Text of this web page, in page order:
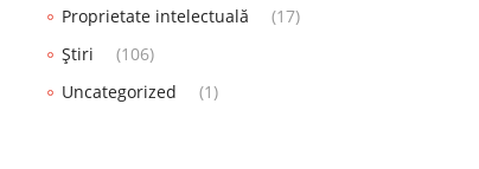
Proprietate intelectuală
(17)
Știri
(106)
Uncategorized
(1)